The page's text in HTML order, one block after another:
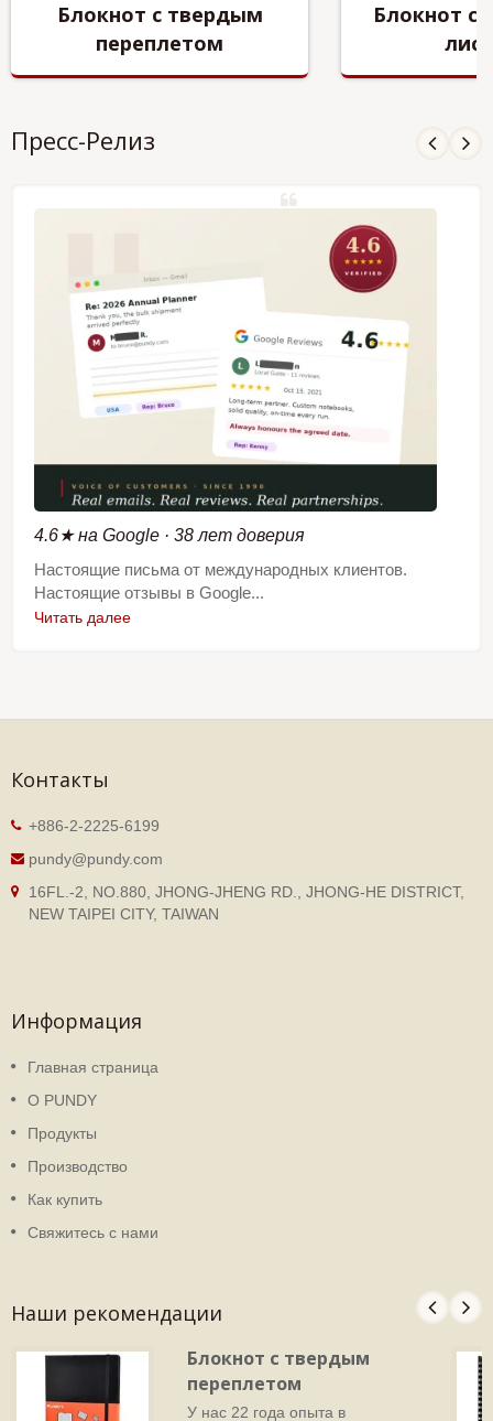
Блокнот с твердым
переплетом
Блокнот с
Пресс-Релиз
4.6★ на Google · 38 лет доверия
Настоящие письма от международных клиентов.
Настоящие отзывы в Google...
Читать далее
Контакты
+886-2-2225-6199
pundy@pundy.com
16FL.-2, NO.880, JHONG-JHENG RD., JHONG-HE DISTRICT,
NEW TAIPEI CITY, TAIWAN
Информация
Главная страница
О PUNDY
Продукты
Производство
Как купить
Свяжитесь с нами
Наши рекомендации
Блокнот с твердым
переплетом
У нас 22 года опыта в